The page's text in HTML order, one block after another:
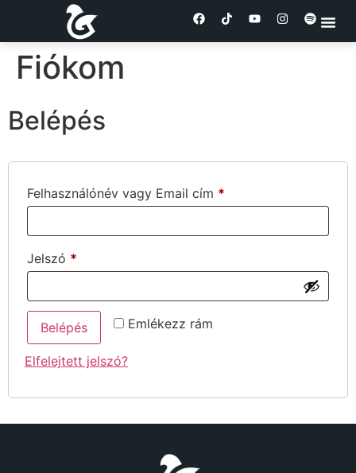
Fiókom
Belépés
Felhasználónév vagy Email cím *
Jelszó *
Emlékezz rám
Belépés
Elfelejtett jelszó?